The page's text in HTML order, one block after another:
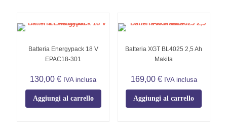
Batteria Energypack 18 V
EPAC18-301
130,00€ IVA inclusa
Aggiungi al carrello
Batteria XGT BL4025 2,5 Ah
Makita
169,00 € IVA inclusa
Aggiungi al carrello